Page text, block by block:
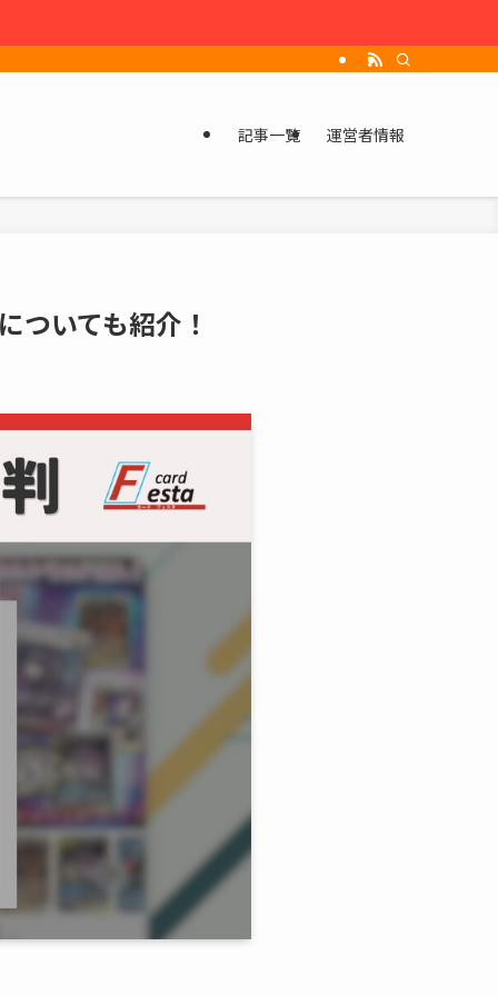
記事一覧 運営者情報
ついても紹介！